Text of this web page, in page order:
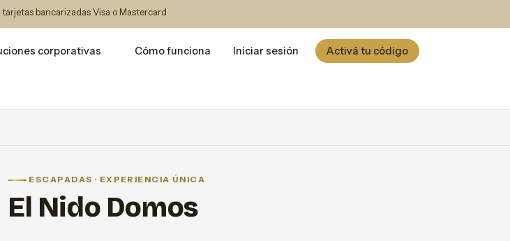
tarjetas bancarizadas Visa o Mastercard
corporativas Cómo funciona Iniciar sesión Activá tu código
ESCAPADAS · EXPERIENCIA ÚNICA
El Nido Domos